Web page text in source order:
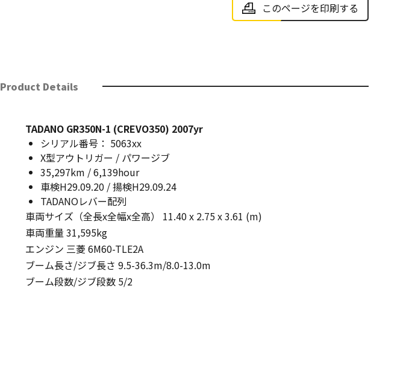
このページを印刷する
Product Details
TADANO GR350N-1 (CREVO350) 2007yr
シリアル番号： 5063xx
X型アウトリガー / パワージブ
35,297km / 6,139hour
車検H29.09.20 / 揚検H29.09.24
TADANOレバー配列
車両サイズ（全長x全幅x全高） 11.40 x 2.75 x 3.61 (m)
車両重量 31,595kg
エンジン 三菱 6M60-TLE2A
ブーム長さ/ジブ長さ 9.5-36.3m/8.0-13.0m
ブーム段数/ジブ段数 5/2